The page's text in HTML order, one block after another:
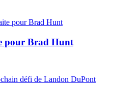
pour Brad Hunt